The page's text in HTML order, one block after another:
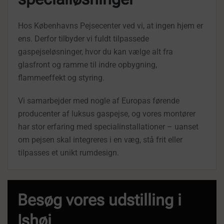
Hos Københavns Pejsecenter ved vi, at ingen hjem er
ens. Derfor tilbyder vi fuldt tilpassede
gaspejseløsninger, hvor du kan vælge alt fra
glasfront og ramme til indre opbygning,
flammeeffekt og styring.
Vi samarbejder med nogle af Europas førende
producenter af luksus gaspejse, og vores montører
har stor erfaring med specialinstallationer – uanset
om pejsen skal integreres i en væg, stå frit eller
tilpasses et unikt rumdesign.
Besøg vores udstilling i